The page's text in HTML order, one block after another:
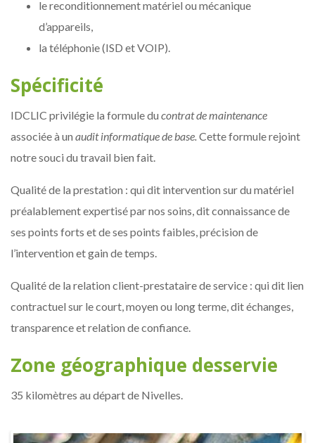
le reconditionnement matériel ou mécanique
d’appareils,
la téléphonie (ISD et VOIP).
Spécificité
IDCLIC privilégie la formule du contrat de maintenance
associée à un audit informatiquede base.Cette formule rejoint
notre souci du travail bien fait.
Qualité de la prestation : qui dit intervention sur du matériel
préalablement expertisé par nos soins, dit connaissance de
ses points forts et de ses points faibles, précision de
l’intervention et gain de temps.
Qualité de la relation client-prestataire de service : qui dit lien
contractuel sur le court, moyen ou long terme, dit échanges,
transparence et relation de confiance.
Zone géographique desservie
35 kilomètres au départ de Nivelles.